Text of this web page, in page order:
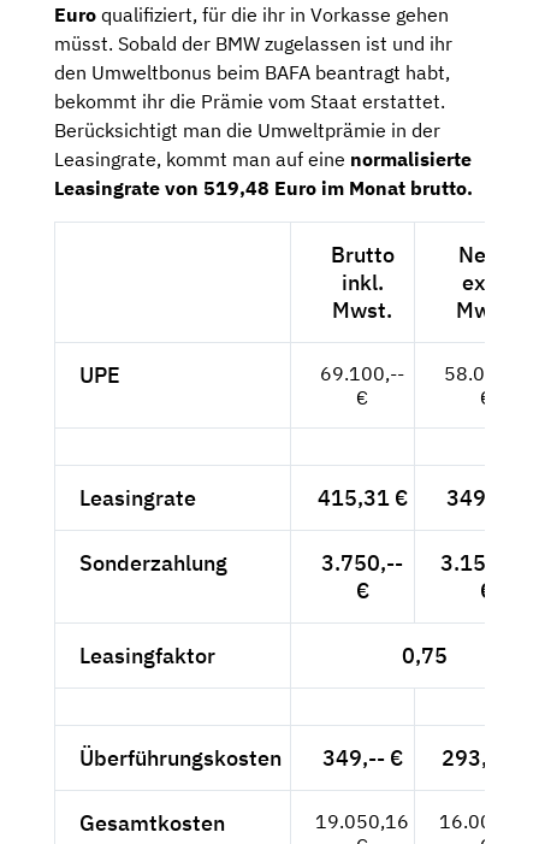
Euro qualifiziert, für die ihr in Vorkasse gehen
müsst. Sobald der BMW zugelassen ist und ihr
den Umweltbonus beim BAFA beantragt habt,
bekommt ihr die Prämie vom Staat erstattet.
Berücksichtigt man die Umweltprämie in der
Leasingrate, kommt man auf eine normalisierte
Leasingrate von 519,48 Euro im Monat brutto.
Brutto
inkl.
Mwst.
Netto
exkl.
Mwst.
UPE
69.100,--
€
58.067,--
€
Leasingrate 415,31 € 349,-- €
Sonderzahlung
3.750,--
€
3.151,26
€
Leasingfaktor 0,75
Überführungskosten 349,-- € 293,28 €
Gesamtkosten
19.050,16
16.008,54